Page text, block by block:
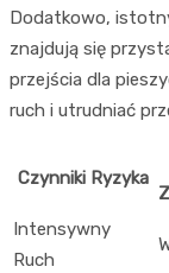
Dodatkowo,
znajdują się
przejścia dla
ruch i utrudniać
Czynniki Ryzyka
Intensywny
Ruch